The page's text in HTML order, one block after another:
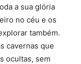
a sua glória
no céu e os
também.
cavernas que
ocultas, sem